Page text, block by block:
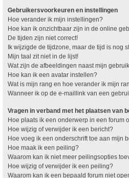
Gebruikersvoorkeuren en instellingen
Hoe verander ik mijn instellingen?
Hoe kan ik onzichtbaar zijn in de online
De tijden zijn niet correct!
Ik wijzigde de tijdzone, maar de tijd is nog
Mijn taal zit niet in de lijst!
Wat zijn de afbeeldingen naast mijn
Hoe kan ik een avatar instellen?
Wat is mijn rang en hoe verander ik mijn
Wanneer ik op de e-maillink van een
Vragen in verband met het plaatsen van
Hoe plaats ik een onderwerp in een forum
Hoe wijzig of verwijder ik een bericht?
Hoe voeg ik een onderschrift toe aan mijn
Hoe maak ik een peiling?
Waarom kan ik niet meer peilingsopties
Hoe wijzig of verwijder ik een peiling?
Waarom kan ik een bepaald forum niet